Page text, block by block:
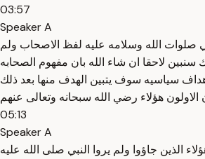
03:57
Speaker A
صلوات الله وسلامه عليه لفظ الاصحاب ولم
سنبين لاحقا ان شاء الله بان مفهوم الصحابه
سياسيه سوف يتبين الهدف منها بعد ذلك
05:13
Speaker A
الذين جاؤوا ولم يروا النبي صلى الله عليه